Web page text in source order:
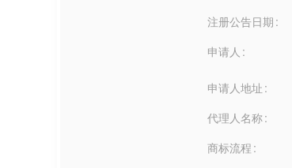
注册公告日期
申请人
申请人地址
代理人名称
商标流程